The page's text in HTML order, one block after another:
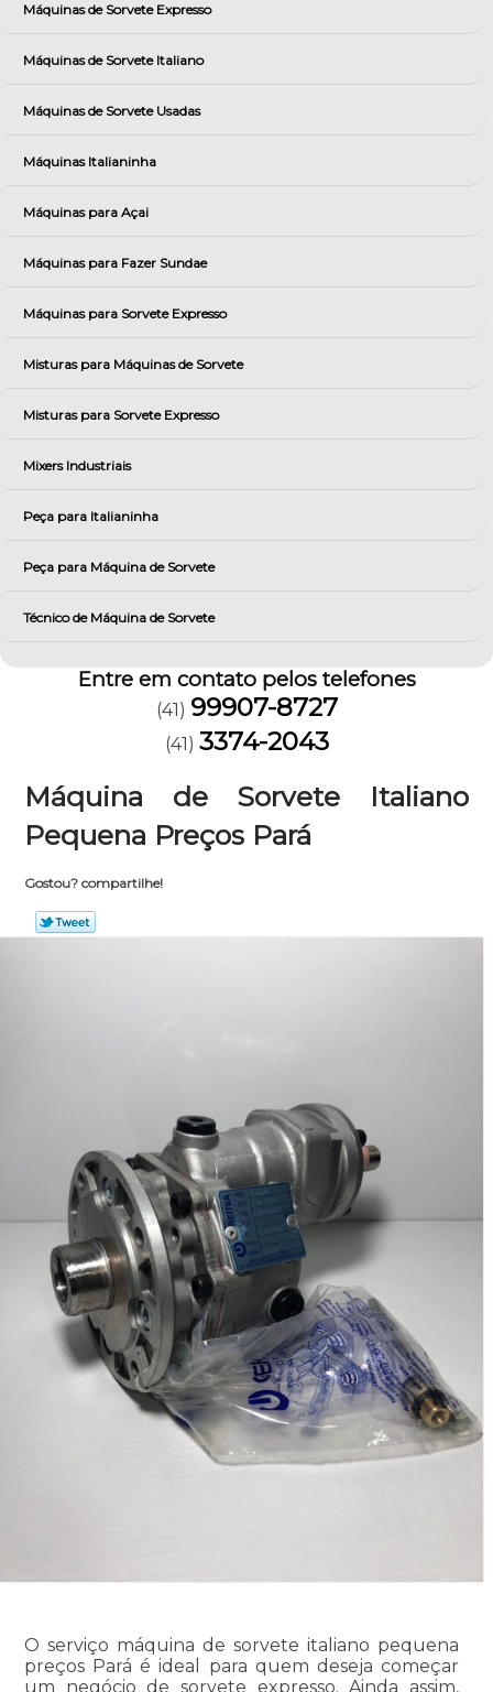
Máquinas de Sorvete Expresso
Máquinas de Sorvete Italiano
Máquinas de Sorvete Usadas
Máquinas Italianinha
Máquinas para Açai
Máquinas para Fazer Sundae
Máquinas para Sorvete Expresso
Misturas para Máquinas de Sorvete
Misturas para Sorvete Expresso
Mixers Industriais
Peça para Italianinha
Peça para Máquina de Sorvete
Técnico de Máquina de Sorvete
Entre em contato pelos telefones
(41) 99907-8727
(41) 3374-2043
Máquina de Sorvete Italiano
Pequena Preços Pará
Gostou? compartilhe!
O serviço máquina de sorvete italiano pequena
preços Pará é ideal para quem deseja começar
um negócio de sorvete expresso. Ainda assim,